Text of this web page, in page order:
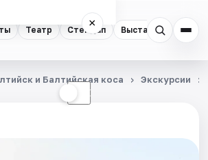
Театр Стендап Выставки
×
☾
и Балтийская коса Экскурсии